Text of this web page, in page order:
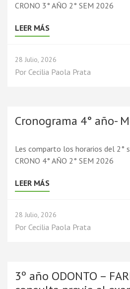
CRONO 3° AÑO 2° SEM 2026
LEER MÁS
28 Julio, 2026
Por Cecilia Paola Prata
Cronograma 4° año-
Les comparto los horarios del 2°
CRONO 4° AÑO 2° SEM 2026
LEER MÁS
28 Julio, 2026
Por Cecilia Paola Prata
3º año ODONTO –